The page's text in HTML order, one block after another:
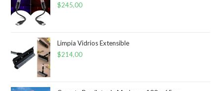
$245,00
Limpia Vidrios Extensible
$214,00